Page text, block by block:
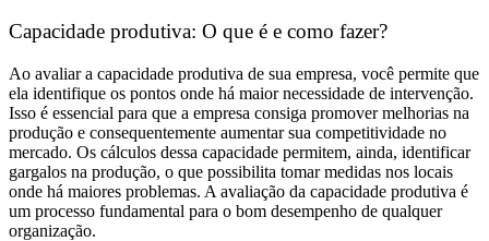
Capacidade produtiva: O que é e como fazer?
Ao avaliar a capacidade produtiva de sua empresa, você permite que
ela identifique os pontos onde há maior necessidade de intervenção.
Isso é essencial para que a empresa consiga promover melhorias na
produção e consequentemente aumentar sua competitividade no
mercado. Os cálculos dessa capacidade permitem, ainda, identificar
gargalos na produção, o que possibilita tomar medidas nos locais
onde há maiores problemas. A avaliação da capacidade produtiva é
um processo fundamental para o bom desempenho de qualquer
organização.